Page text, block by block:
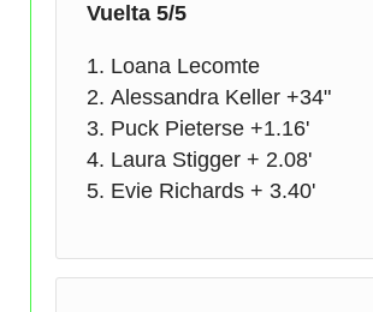
Vuelta 5/5
Loana Lecomte
Alessandra Keller +34"
Puck Pieterse +1.16'
Laura Stigger + 2.08'
Evie Richards + 3.40'